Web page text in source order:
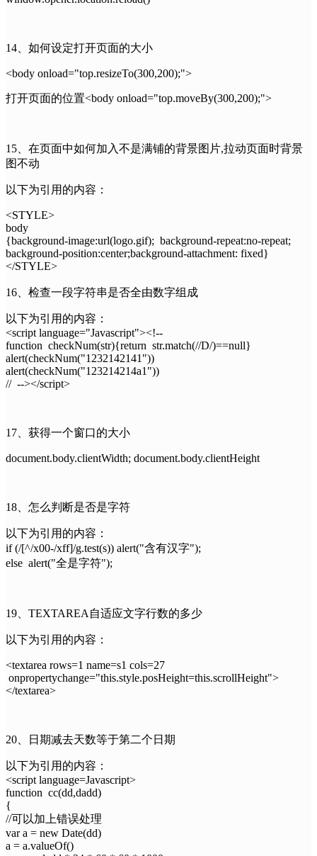
14、如何设定打开页面的大小
<body onload="top.resizeTo(300,200);">
打开页面的位置<body onload="top.moveBy(300,200);">
15、在页面中如何加入不是满铺的背景图片,拉动页面时背景
图不动
以下为引用的内容：
<STYLE>
body
{background-image:url(logo.gif); background-repeat:no-repeat;
background-position:center;background-attachment: fixed}
</STYLE>
16、检查一段字符串是否全由数字组成
以下为引用的内容：
<script language="Javascript"><!--
function checkNum(str){return str.match(//D/)==null}
alert(checkNum("1232142141"))
alert(checkNum("123214214a1"))
// --></script>
17、获得一个窗口的大小
document.body.clientWidth; document.body.clientHeight
18、怎么判断是否是字符
以下为引用的内容：
if (/[^/x00-/xff]/g.test(s)) alert("含有汉字");
else alert("全是字符");
19、TEXTAREA自适应文字行数的多少
以下为引用的内容：
<textarea rows=1 name=s1 cols=27
onpropertychange="this.style.posHeight=this.scrollHeight">
</textarea>
20、日期减去天数等于第二个日期
以下为引用的内容：
<script language=Javascript>
function cc(dd,dadd)
{
//可以加上错误处理
var a = new Date(dd)
a = a.valueOf()